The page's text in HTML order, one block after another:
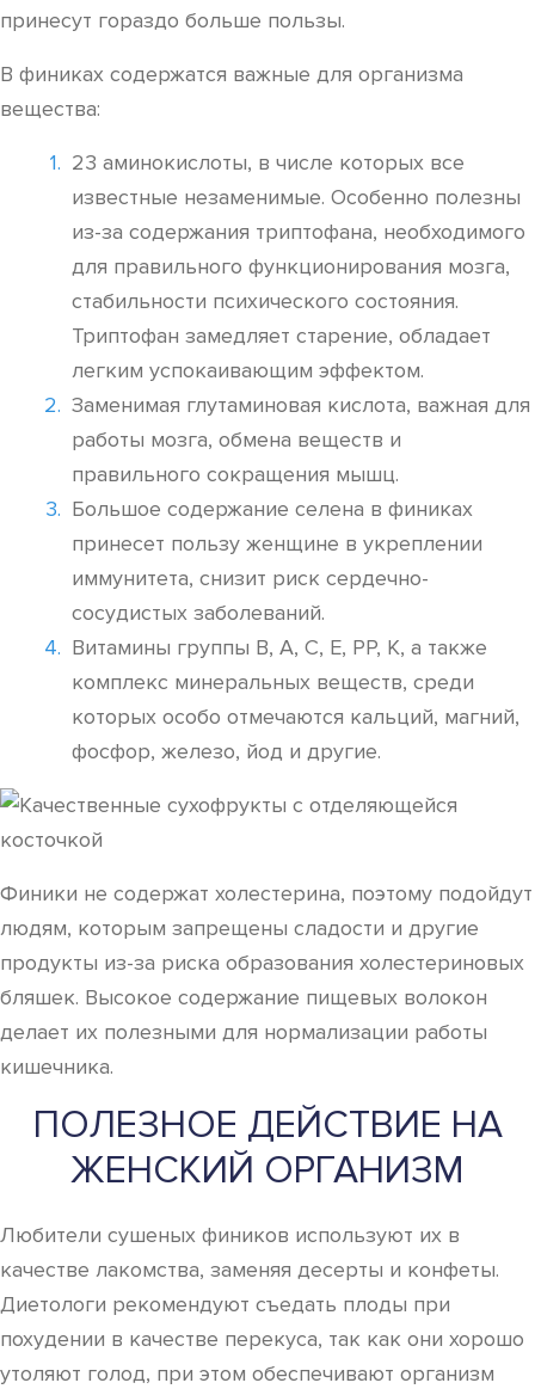
принесут гораздо больше пользы.
В финиках содержатся важные для организма
вещества:
23 аминокислоты, в числе которых все
известные незаменимые. Особенно полезны
из-за содержания триптофана, необходимого
для правильного функционирования мозга,
стабильности психического состояния.
Триптофан замедляет старение, обладает
легким успокаивающим эффектом.
Заменимая глутаминовая кислота, важная для
работы мозга, обмена веществ и
правильного сокращения мышц.
Большое содержание селена в финиках
принесет пользу женщине в укреплении
иммунитета, снизит риск сердечно-
сосудистых заболеваний.
Витамины группы В, А, С, Е, РР, К, а также
комплекс минеральных веществ, среди
которых особо отмечаются кальций, магний,
фосфор, железо, йод и другие.
Финики не содержат холестерина, поэтому подойдут
людям, которым запрещены сладости и другие
продукты из-за риска образования холестериновых
бляшек. Высокое содержание пищевых волокон
делает их полезными для нормализации работы
кишечника.
ПОЛЕЗНОЕ ДЕЙСТВИЕ НА
ЖЕНСКИЙ ОРГАНИЗМ
Любители сушеных фиников используют их в
качестве лакомства, заменяя десерты и конфеты.
Диетологи рекомендуют съедать плоды при
похудении в качестве перекуса, так как они хорошо
утоляют голод, при этом обеспечивают организм